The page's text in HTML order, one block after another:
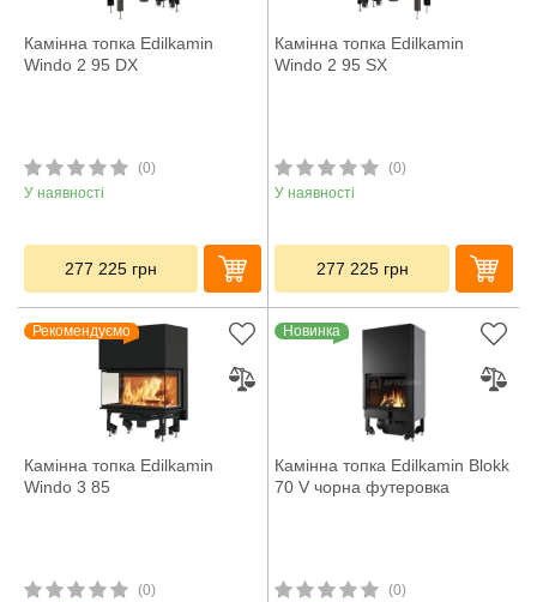
Камінна топка Edilkamin
Windo 2 95 DX
(0)
У наявності
277 225 грн
Камінна топка Edilkamin
Windo 2 95 SX
(0)
У наявності
277 225 грн
Рекомендуємо
Камінна топка Edilkamin
Windo 3 85
(0)
Новинка
Камінна топка Edilkamin Blokk
70 V чорна футеровка
(0)